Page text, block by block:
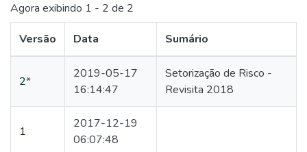
Agora exibindo 1 - 2 de 2
Versão Data Sumário
2*
2019-05-17
16:14:47
Setorização de Risco -
Revisita 2018
1
2017-12-19
06:07:48